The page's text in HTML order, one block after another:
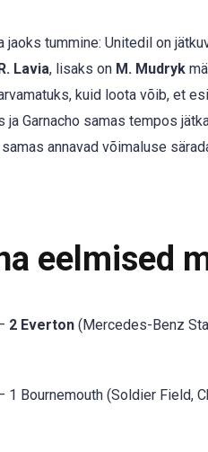
tummine: Unitedil on
Lavia, lisaks on M. Mudryk
kuid loota võib, et
Garnacho samas tempos
annavad võimaluse
eelmised
2 Everton (Mercedes-Benz
1 Bournemouth (Soldier Field,